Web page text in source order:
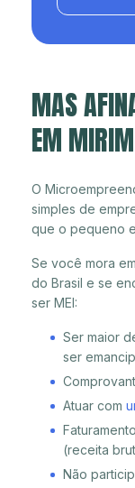
MAS
EM
O
simples de
que o pequeno
Se você mora
do Brasil e se
ser MEI:
Ser maior
ser
Atuar com
(receita
Não